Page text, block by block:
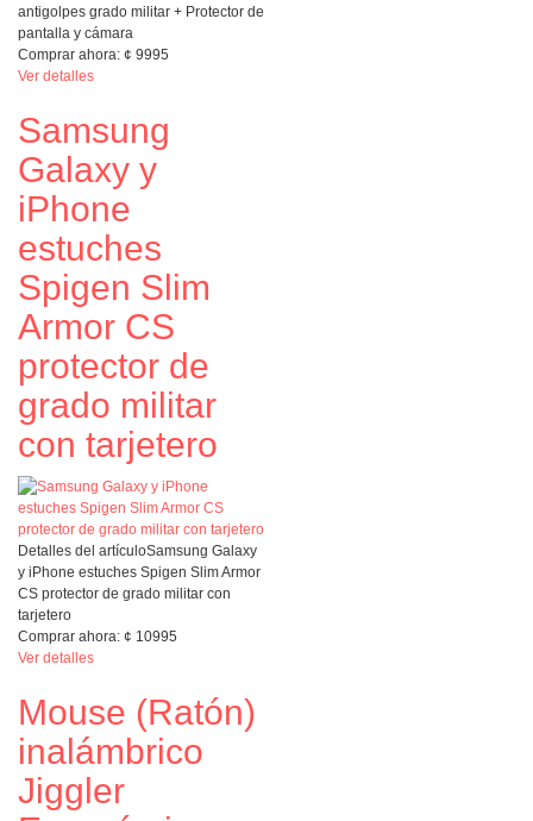
antigolpes grado militar + Protector de
pantalla y cámara
Comprar ahora: ¢ 9995
Ver detalles
Samsung
Galaxy y
iPhone
estuches
Spigen Slim
Armor CS
protector de
grado militar
con tarjetero
Detalles del artículoSamsung Galaxy
y iPhone estuches Spigen Slim Armor
CS protector de grado militar con
tarjetero
Comprar ahora: ¢ 10995
Ver detalles
Mouse (Ratón)
inalámbrico
Jiggler